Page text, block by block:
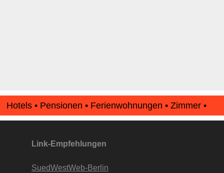
Hotels • Pensionen • Ferienwohnungen • Zimmer •
Apartments • www.Finde-Unterkunft.de
Link-Empfehlungen
SuedWestWeb-Berlin